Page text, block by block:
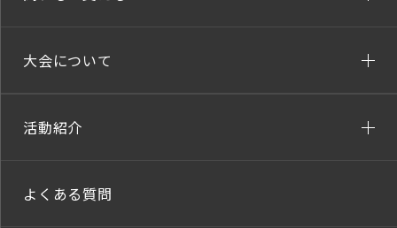
大会について
活動紹介
よくある質問